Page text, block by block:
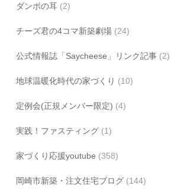
ダンボの耳 (2)
チーズ君の4コマ新築劇場 (24)
公式情報誌「Saycheese」リンク記事 (2)
地球温暖化時代の家づくり (10)
定例会(正規メンバー限定) (4)
実践！ファスティング (1)
家づくり応援youtube (358)
岡崎市新築・注文住宅ブログ (144)